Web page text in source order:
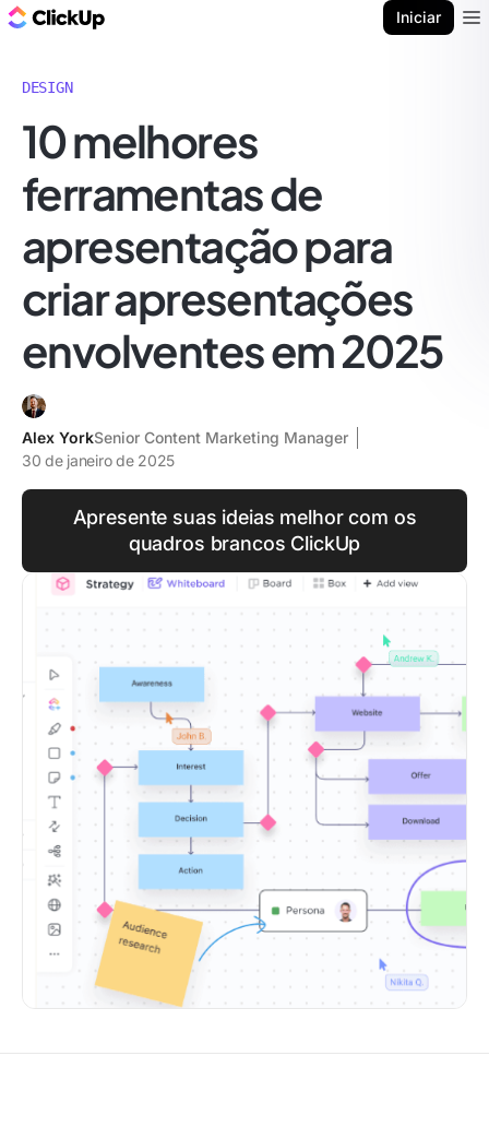
Iniciar
DESIGN
10 melhores
ferramentas de
apresentação para
criar apresentações
envolventes em 2025
Alex YorkSenior Content Marketing Manager
30 de janeiro de 2025
Apresente suas ideias melhor com os
quadros brancos ClickUp